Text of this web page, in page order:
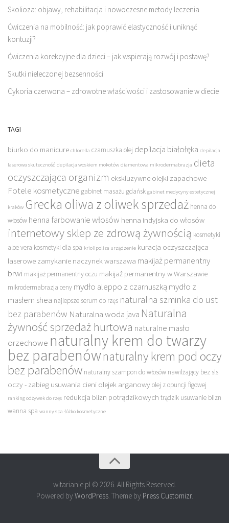
Skolioza: objawy, rehabilitacja i nowoczesne metody leczenia
Ćwiczenia na mobilność: jak poprawić elastyczność i uniknąć
kontuzji?
Ćwiczenia korekcyjne dla dzieci – jak wspierają rozwój i postawę?
Skutki nieleczonej bezsenności
Cykoria czerwona – zdrowotne właściwości i zastosowanie w diecie
TAGI
biurko do manicure chlorella czarnuszka olej depilacja białołęka depilacja
laserowa skuteczność depilacja woskiem mokotów diamentowa mikrodermabrazja dieta
oczyszczająca organizm ekskluzywne olejki zapachowe
Fotele kosmetyczne gabinet masażu gdańsk gabinet medycyny estetycznej
kraków Grecka oliwa z oliwek sprzedaż henna do
włosów henna farbowanie włosów henna indyjska do włosów
internetowy sklep ze zdrową żywnością kosmetyki
aloe vera kosmetyki dla spa kriolipoliza urządzenie kuracja oczyszczająca
laserowe zamykanie naczynek warszawa makijaż permanentny
brwi makijaż permanentny oczu makijaż permanentny w Warszawie
mikrodermabrazja ceny mydło aleppo z czarnuszką mydło z
masłem shea najlepsze serum do rzęs naturalna szminka do ust
bez parabenów Naturalna woda java Naturalna
żywność sprzedaż hurtowa naturalne masło
orzechowe naturalny krem do twarzy
bez parabenównaturalny krem pod oczy
bez parabenów naturalny szampon do włosów nawilżający bez sls
oczy - zabieg usuwania cieni olejek arganowy olej z opuncji figowej
ranking odżywek do rzęs redukcja blizn potrądzikowych trądzik usuwanie blizn
wanna spa wanny spa łóżko kosmetyczne
witarianie.pl © 2026. All Rights Reserved.
Powered by WordPress. Theme by Press Customizr.